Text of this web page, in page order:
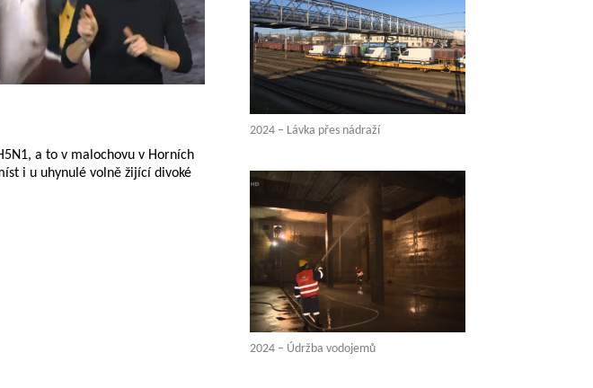
a to v malochovu v Horních
i u uhynulé volně žijící divoké
2024 – Lávka přes nádraží
2024 – Údržba vodojemů